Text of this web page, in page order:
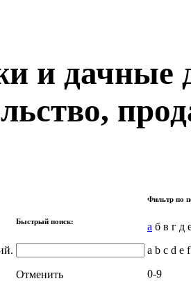
и дачные
Быстрый поиск:
Отменить
Фильтр по
а б в г д
a b c d e
0-9